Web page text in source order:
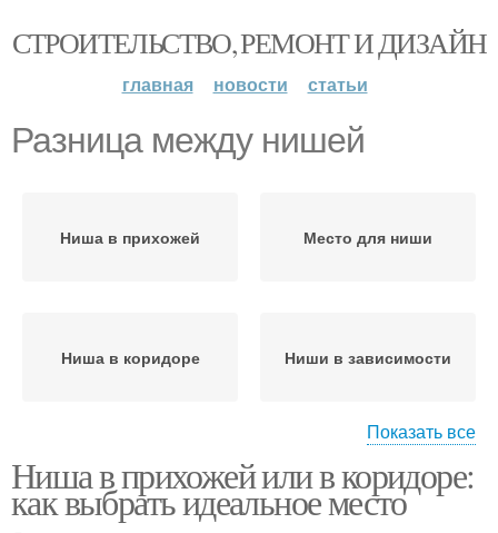
СТРОИТЕЛЬСТВО, РЕМОНТ И ДИЗАЙН
главная новости статьи
Разница между нишей
Ниша в прихожей Место для ниши
Ниша в коридоре Ниши в зависимости
Неудачная ниша
Показать все
Ниша в прихожей или в коридоре:
как выбрать идеальное место